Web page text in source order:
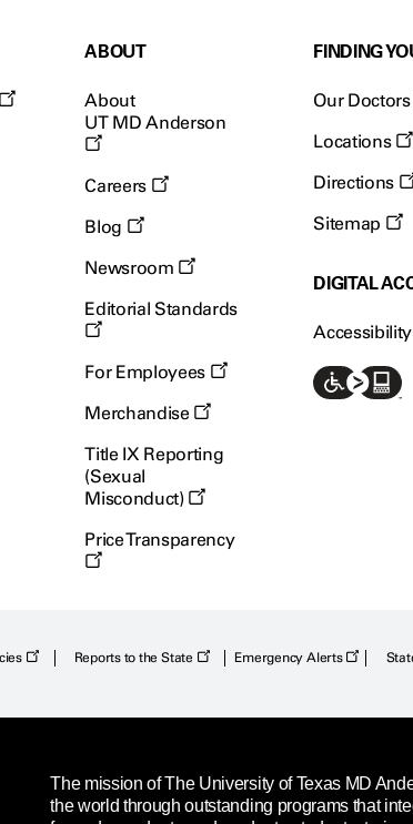
ABOUT
About
UT MD Anderson
Careers
Blog
Newsroom
Editorial Standards
For Employees
Merchandise
Title IX Reporting
(Sexual
Misconduct)
Price Transparency
FINDING
Our Doctors
Locations
Directions
Sitemap
DIGITAL
Reports to the State Emergency Alerts
The mission of The University of Texas MD
the world through outstanding programs that